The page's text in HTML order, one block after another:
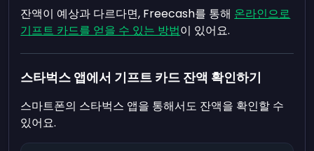
잔액이 예상과 다르다면, Freecash를 통해 온라인으로
기프트 카드를 얻을 수 있는 방법이 있어요.
스타벅스 앱에서 기프트 카드 잔액 확인하기
스마트폰의 스타벅스 앱을 통해서도 잔액을 확인할 수
있어요.